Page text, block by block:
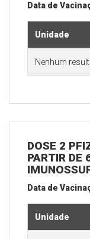
Data de
Unidade
Nenhum
DOSE 2
PARTIR DE
Data de
Unidade